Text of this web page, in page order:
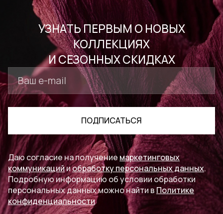
УЗНАТЬ ПЕРВЫМ О НОВЫХ
КОЛЛЕКЦИЯХ
И СЕЗОННЫХ СКИДКАХ
ПОДПИСАТЬСЯ
Даю согласие на получение маркетинговых
коммуникацийиобработку персональных данных.
Подробную информацию об условии обработки
персональных данных можно найти в Политике
конфиденциальности